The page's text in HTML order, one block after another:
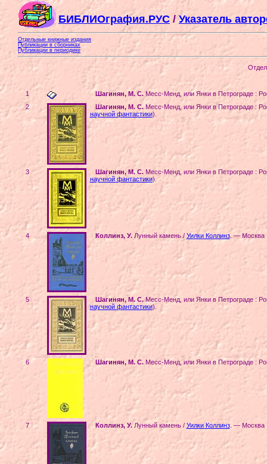
БИБЛИОграфия.РУС /Указатель
Отдельные книжные издания
Публикации в сборниках
Публикации в периодике
1 Шагинян, М. С. Месс-Менд, или Янки в Петрограде :
2
Шагинян, М. С. Месс-Менд, или Янки в Петрограде :
научной фантастики).
3 Шагинян, М. С. Месс-Менд, или Янки в Петрограде :
научной фантастики).
4 Коллинз, У. Лунный камень / Уилки Коллинз. — Москва
5 Шагинян, М. С. Месс-Менд, или Янки в Петрограде :
научной фантастики).
6 Шагинян, М. С. Месс-Менд, или Янки в Петрограде :
7 Коллинз, У. Лунный камень / Уилки Коллинз. — Москва